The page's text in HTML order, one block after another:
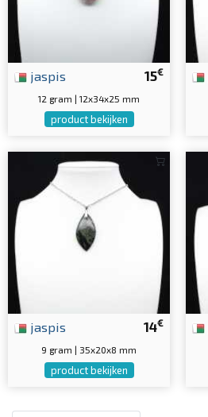
15€
jaspis
12 gram | 12x34x25 mm
product bekijken
14€
jaspis
9 gram | 35x20x8 mm
product bekijken